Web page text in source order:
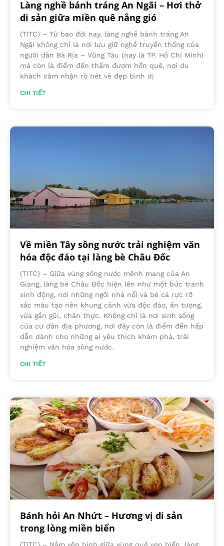
Làng nghề bánh tráng An Ngãi – Hơi thở
di sản giữa miền quê nắng gió
(TITC) – Từ bao đời nay, làng nghề bánh tráng An
Ngãi không chỉ là nơi lưu giữ nghề truyền thống của
người dân Bà Rịa – Vũng Tàu (nay là TP. Hồ Chí Minh)
mà còn là điểm đến thấm đượm hồn quê, nơi du
khách cảm nhận rõ nét vẻ đẹp bình dị
CHI TIẾT
Về miền Tây sông nước trải nghiệm văn
hóa độc đáo tại làng bè Châu Đốc
(TITC) – Giữa vùng sông nước mênh mang của An
Giang, làng bè Châu Đốc hiện lên như một bức tranh
sinh động, nơi những ngôi nhà nổi và bè cá rực rỡ
sắc màu tạo nên khung cảnh vừa độc đáo, ấn tượng,
vừa gần gũi, chân thực. Không chỉ là nơi sinh sống
của cư dân địa phương, nơi đây còn là điểm đến hấp
dẫn dành cho những ai yêu thích khám phá, trải
nghiệm văn hóa sông nước.
CHI TIẾT
Bánh hỏi An Nhứt – Hương vị di sản
trong lòng miền biển
(TITC) – Nằm yên bình giữa vùng quê ven biển, làng